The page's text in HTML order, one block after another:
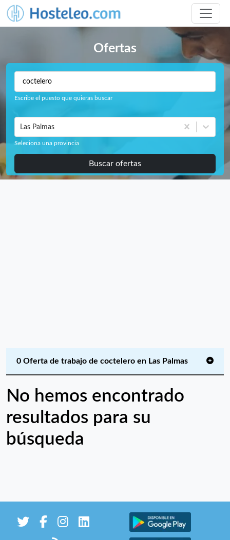
Ofertas
Escribe el puesto que quieras buscar
Las Palmas
Seleciona una provincia
Buscar ofertas
0 Oferta de trabajo de coctelero en Las Palmas
No hemos encontrado
resultados para su
búsqueda